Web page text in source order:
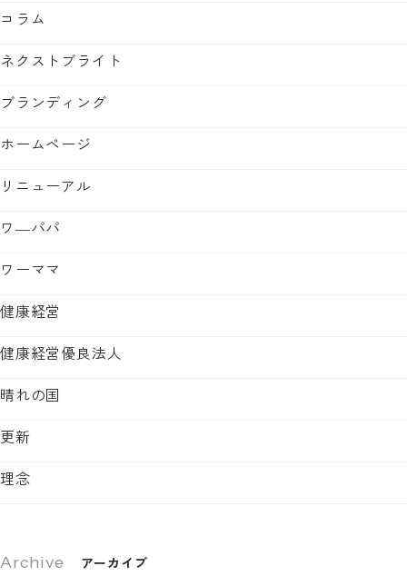
コラム
ネクストブライト
ブランディング
ホームページ
リニューアル
ワ―パパ
ワーママ
健康経営
健康経営優良法人
晴れの国
更新
理念
Archive アーカイブ